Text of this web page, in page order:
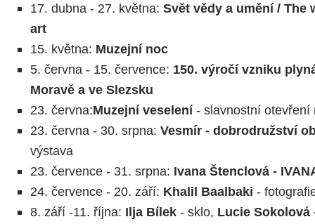
17. dubna - 27. května: Svět vědy a umění / The
art
15. května: Muzejní noc
5. června - 15. července: 150. výročí vzniku
Moravě a ve Slezsku
23. června:Muzejní veselení- slavnostní otevření
23. června - 30. srpna: Vesmír - dobrodružství
výstava
23. července - 31. srpna: Ivana Štenclová -
24. července - 20. září: Khalil Baalbaki -
8. září -11. října: Ilja Bílek - sklo, Lucie Sokolová